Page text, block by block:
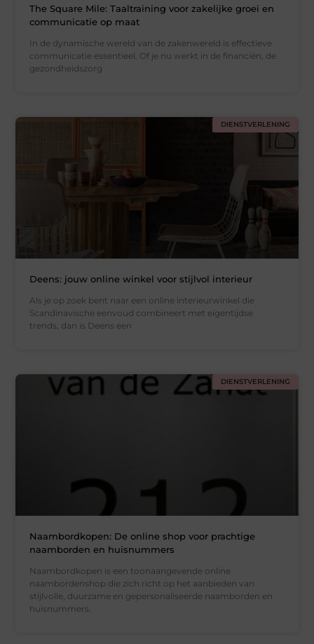
The Square Mile: Taaltraining voor zakelijke groei en
communicatie op maat
In de dynamische wereld van de zakenwereld is effectieve
communicatie essentieel. Of je nu werkt in de financiën, de
gezondheidszorg
DIENSTVERLENING
Deens: jouw online winkel voor stijlvol interieur
Als je op zoek bent naar een online interieurwinkel die
Scandinavische eenvoud combineert met eigentijdse
trends, dan is Deens een
DIENSTVERLENING
Naambordkopen: De online shop voor prachtige
naamborden en huisnummers
Naambordkopen is een toonaangevende online
naambordenshop die zich richt op het aanbieden van
stijlvolle, duurzame en gepersonaliseerde naamborden en
huisnummers.